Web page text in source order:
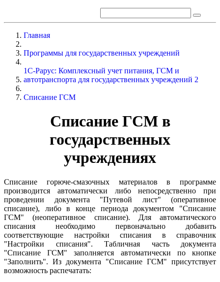
Главная
Программы для государственных учреждений
1С-Рарус: Комплексный учет питания, ГСМ и
автотранспорта для государственных учреждений 2
Списание ГСМ
Списание ГСМ в
государственных
учреждениях
Списание горюче-смазочных материалов в программе
производится автоматически либо непосредственно при
проведении документа "Путевой лист" (оперативное
списание), либо в конце периода документом "Списание
ГСМ" (неоперативное списание). Для автоматического
списания необходимо первоначально добавить
соответствующие настройки списания в справочник
"Настройки списания". Табличная часть документа
"Списание ГСМ" заполняется автоматически по кнопке
"Заполнить". Из документа "Списание ГСМ" присутствует
возможность распечатать: